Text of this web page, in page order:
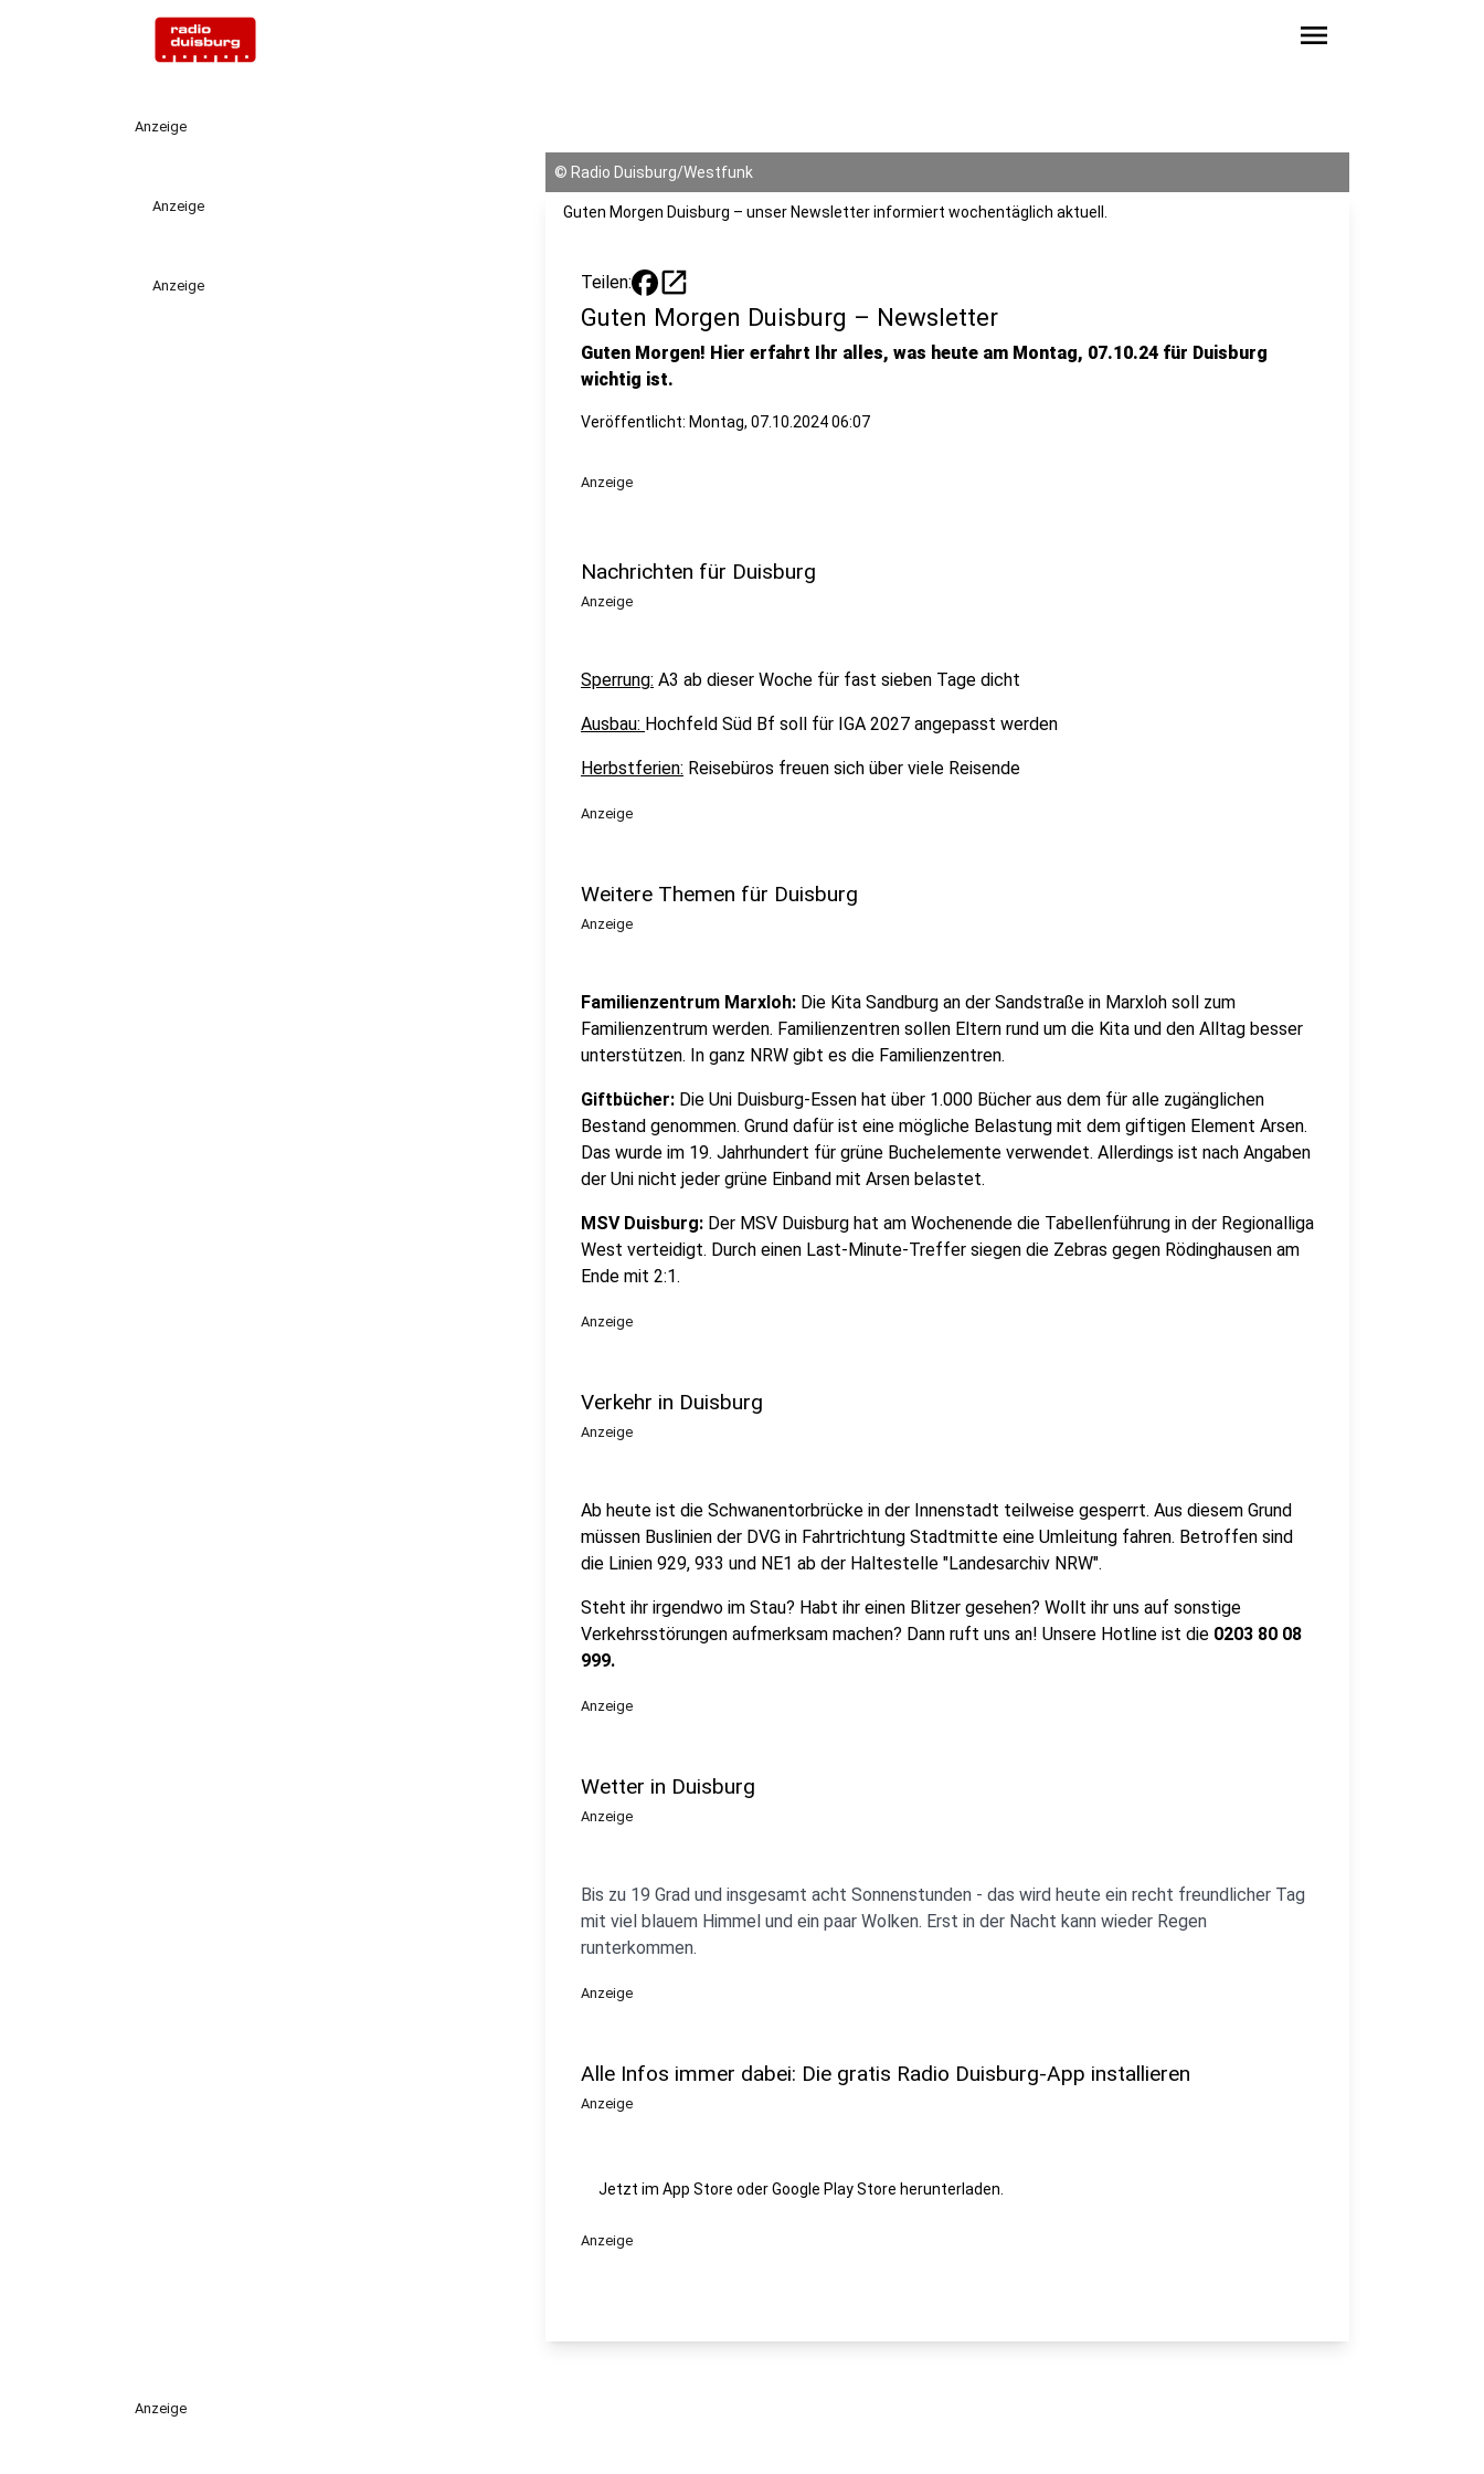
menu
Anzeige
Anzeige
Anzeige
© Radio Duisburg/Westfunk
Guten Morgen Duisburg – unser Newsletter informiert wochentäglich aktuell.
Teilen: open_in_new
Guten Morgen Duisburg – Newsletter
Guten Morgen! Hier erfahrt Ihr alles, was heute am Montag, 07.10.24 für Duisburg
wichtig ist.
Veröffentlicht: Montag, 07.10.2024 06:07
Anzeige
Nachrichten für Duisburg
Anzeige
Sperrung: A3 ab dieser Woche für fast sieben Tage dicht
Ausbau: Hochfeld Süd Bf soll für IGA 2027 angepasst werden
Herbstferien: Reisebüros freuen sich über viele Reisende
Anzeige
Weitere Themen für Duisburg
Anzeige
Familienzentrum Marxloh: Die Kita Sandburg an der Sandstraße in Marxloh soll zum
Familienzentrum werden. Familienzentren sollen Eltern rund um die Kita und den Alltag besser
unterstützen. In ganz NRW gibt es die Familienzentren.
Giftbücher: Die Uni Duisburg-Essen hat über 1.000 Bücher aus dem für alle zugänglichen
Bestand genommen. Grund dafür ist eine mögliche Belastung mit dem giftigen Element Arsen.
Das wurde im 19. Jahrhundert für grüne Buchelemente verwendet. Allerdings ist nach Angaben
der Uni nicht jeder grüne Einband mit Arsen belastet.
MSV Duisburg: Der MSV Duisburg hat am Wochenende die Tabellenführung in der Regionalliga
West verteidigt. Durch einen Last-Minute-Treffer siegen die Zebras gegen Rödinghausen am
Ende mit 2:1.
Anzeige
Verkehr in Duisburg
Anzeige
Ab heute ist die Schwanentorbrücke in der Innenstadt teilweise gesperrt. Aus diesem Grund
müssen Buslinien der DVG in Fahrtrichtung Stadtmitte eine Umleitung fahren. Betroffen sind
die Linien 929, 933 und NE1 ab der Haltestelle "Landesarchiv NRW".
Steht ihr irgendwo im Stau? Habt ihr einen Blitzer gesehen? Wollt ihr uns auf sonstige
Verkehrsstörungen aufmerksam machen? Dann ruft uns an! Unsere Hotline ist die 0203 80 08
999.
Anzeige
Wetter in Duisburg
Anzeige
Bis zu 19 Grad und insgesamt acht Sonnenstunden - das wird heute ein recht freundlicher Tag
mit viel blauem Himmel und ein paar Wolken. Erst in der Nacht kann wieder Regen
runterkommen.
Anzeige
Alle Infos immer dabei: Die gratis Radio Duisburg-App installieren
Anzeige
Jetzt im App Store oder Google Play Store herunterladen.
Anzeige
Anzeige